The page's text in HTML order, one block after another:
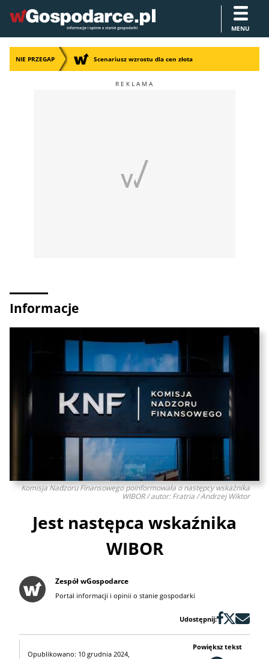
MENU
NIE PRZEGAP Scenariusz wzrostu dla cen złota
Informacje
Komisja Nadzoru Finansowego poinformowała o następcy wskaźnika
WIBOR / autor: Fratria / Andrzej Wiktor
Jest następca wskaźnika
WIBOR
Zespół wGospodarce
Portal informacji i opinii o stanie gospodarki
Udostępnij:
Opublikowano: 10 grudnia 2024,
Powiększ tekst